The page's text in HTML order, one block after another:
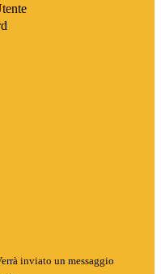
inviato un messaggio